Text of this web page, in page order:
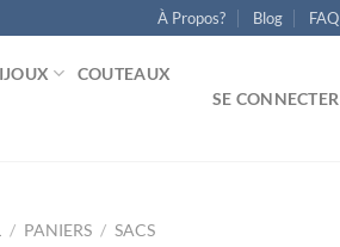
À Propos? Blog FAQ
COUTEAUX
SE CONNECTER
/ PANIERS / SACS